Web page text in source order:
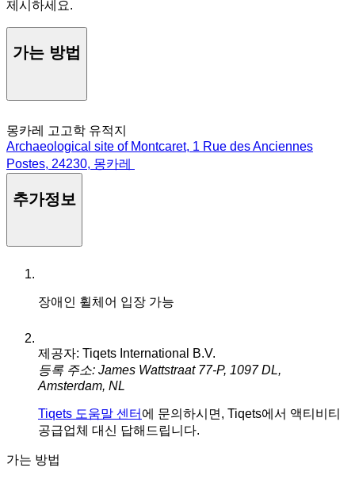
제시하세요.
가는 방법
몽카레 고고학 유적지
Archaeological site of Montcaret, 1 Rue des Anciennes
Postes, 24230, 몽카레
추가정보
장애인 휠체어 입장 가능
제공자: Tiqets International B.V.
등록 주소: James Wattstraat 77-P, 1097 DL,
Amsterdam, NL
Tiqets 도움말 센터 에 문의하시면, Tiqets에서 액티비티
공급업체 대신 답해드립니다.
가는 방법